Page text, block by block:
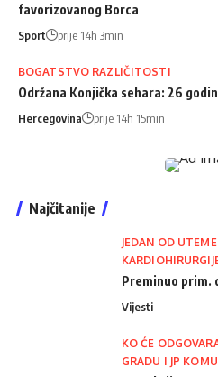
favorizovanog Borca
Sport prije 14h 3min
BOGATSTVO RAZLIČITOSTI
Održana Konjička sehara: 26
Hercegovina prije 14h 15min
Najčitanije
JEDAN OD
Preminuo prim.
Vijesti
KO ĆE
GRADU I JP